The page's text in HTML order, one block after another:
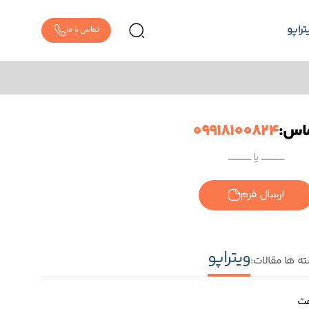
تماس با ما
09918100824
ــــــــــــــــــــــــ یا ــــــــــــــــــــــــ
ارسال فرم
ها مقالات:ویتراپو